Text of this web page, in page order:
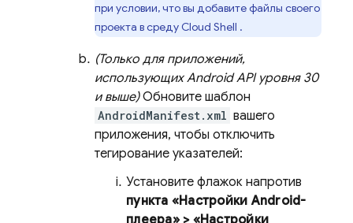
при условии, что вы добавите файлы своего
проекта в среду Cloud Shell .
(Только для приложений,
использующих Android API уровня 30
и выше)Обновите шаблон
AndroidManifest.xml вашего
приложения, чтобы отключить
тегирование указателей:
Установите флажок напротив
пункта «Настройки Android-
плеера» > «Настройки